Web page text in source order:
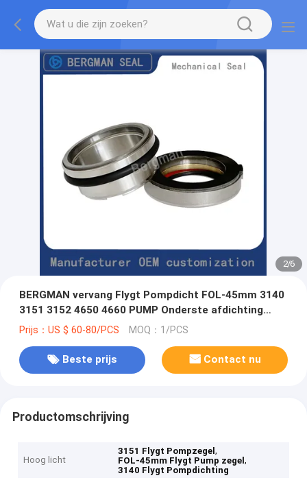
2/6
BERGMAN vervang Flygt Pompdicht FOL-45mm 3140
3151 3152 4650 4660 PUMP Onderste afdichting
Mechanische afdichting
Prijs：US $ 60-80/PCS MOQ：1/PCS
Beste prijs Contact nu
Productomschrijving
Hoog licht
3151 Flygt Pompzegel,
FOL-45mm Flygt Pump zegel,
3140 Flygt Pompdichting